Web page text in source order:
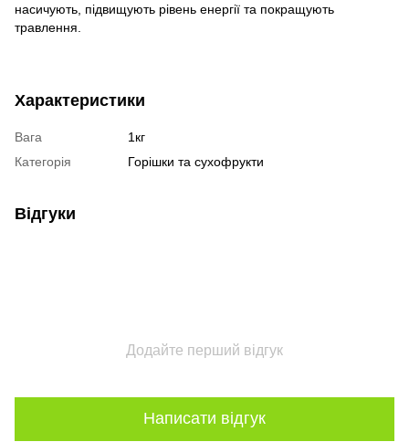
насичують, підвищують рівень енергії та покращують
травлення.
Характеристики
Вага
1кг
Категорія
Горішки та сухофрукти
Відгуки
Додайте перший відгук
Написати відгук